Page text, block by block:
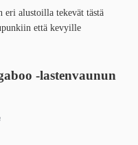
eri alustoilla tekevät tästä
että kevyille
-lastenvaunun